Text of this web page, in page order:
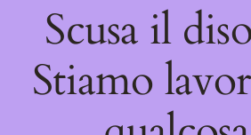
Scusa il
Stiamo